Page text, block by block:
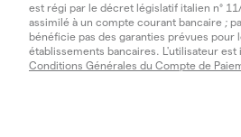
est régi par le décret législatif italien n°
assimilé à un compte courant bancaire ;
bénéficie pas des garanties prévues pour
établissements bancaires. L'utilisateur est
Conditions Générales du Compte de